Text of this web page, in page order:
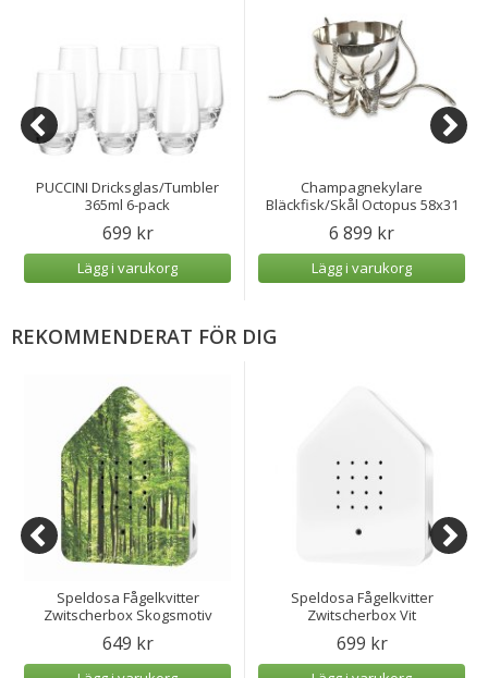
PUCCINI Dricksglas/Tumbler
365ml 6-pack
699 kr
Lägg i varukorg
Champagnekylare
Bläckfisk/Skål Octopus 58x31
6 899 kr
Lägg i varukorg
REKOMMENDERAT FÖR DIG
Speldosa Fågelkvitter
Zwitscherbox Skogsmotiv
649 kr
Speldosa Fågelkvitter
Zwitscherbox Vit
699 kr